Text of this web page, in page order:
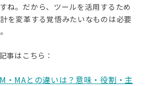
ね。だから、ツールを活用するため
を変革する覚悟みたいなものは必要
事はこちら：
・MAとの違いは？意味・役割・主